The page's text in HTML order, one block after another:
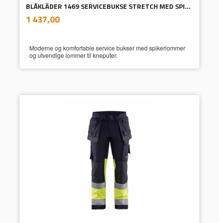
BLÅKLÄDER 1469 SERVICEBUKSE STRETCH MED SPIKERLOMMER
Pris
1 437,00mva.
Moderne og komfortable service bukser med spikerlommer
og utvendige lommer til kneputer.